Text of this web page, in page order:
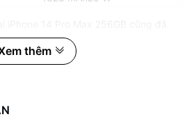
toàn cầu và đập tan bao lời đồn đoán
sẽ được trang bị con chip hiệu năng
thêm